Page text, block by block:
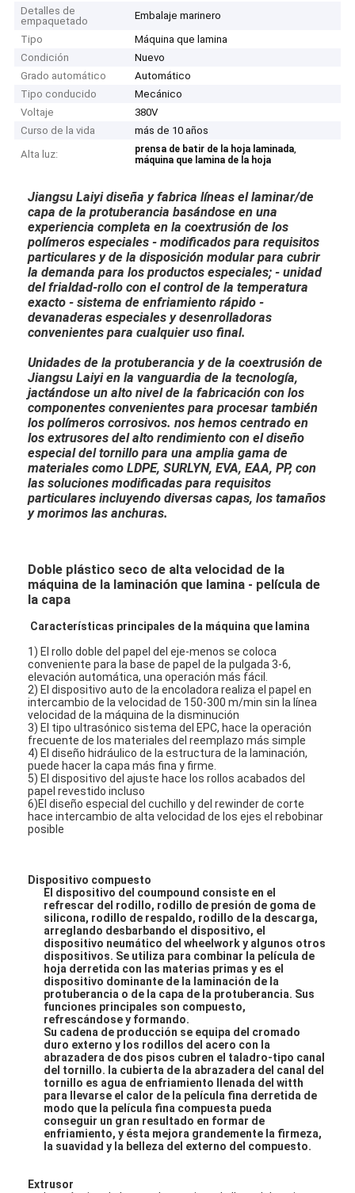
Hogar
Productos
Detalles de
empaquetado
Embalaje marinero
Tipo
Máquina que lamina
Condición
Nuevo
Grado automático
Automático
Tipo conducido
Mecánico
Voltaje
380V
Curso de la vida
más de 10 años
Alta luz:
prensa de batir de la hoja laminada,
máquina que lamina de la hoja
Jiangsu Laiyi diseña y fabrica líneas el laminar/de
capa de la protuberancia basándose en una
experiencia completa en la coextrusión de los
polímeros especiales - modificados para requisitos
particulares y de la disposición modular para cubrir
la demanda para los productos especiales; - unidad
del frialdad-rollo con el control de la temperatura
exacto - sistema de enfriamiento rápido -
devanaderas especiales y desenrolladoras
convenientes para cualquier uso final.
Unidades de la protuberancia y de la coextrusión de
Jiangsu Laiyi en la vanguardia de la tecnología,
jactándose un alto nivel de la fabricación con los
componentes convenientes para procesar también
los polímeros corrosivos. nos hemos centrado en
los extrusores del alto rendimiento con el diseño
especial del tornillo para una amplia gama de
materiales como LDPE, SURLYN, EVA, EAA, PP, con
las soluciones modificadas para requisitos
particulares incluyendo diversas capas, los tamaños
y morimos las anchuras.
Doble plástico seco de alta velocidad de la
máquina de la laminación que lamina - película de
la capa
Características principales de la máquina que lamina
1) El rollo doble del papel del eje-menos se coloca
conveniente para la base de papel de la pulgada 3-6,
elevación automática, una operación más fácil.
2) El dispositivo auto de la encoladora realiza el papel en
intercambio de la velocidad de 150-300 m/min sin la línea
velocidad de la máquina de la disminución
3) El tipo ultrasónico sistema del EPC, hace la operación
frecuente de los materiales del reemplazo más simple
4) El diseño hidráulico de la estructura de la laminación,
puede hacer la capa más fina y firme.
5) El dispositivo del ajuste hace los rollos acabados del
papel revestido incluso
6)El diseño especial del cuchillo y del rewinder de corte
hace intercambio de alta velocidad de los ejes el rebobinar
posible
Dispositivo compuesto
El dispositivo del coumpound consiste en el
refrescar del rodillo, rodillo de presión de goma de
silicona, rodillo de respaldo, rodillo de la descarga,
arreglando desbarbando el dispositivo, el
dispositivo neumático del wheelwork y algunos otros
dispositivos. Se utiliza para combinar la película de
hoja derretida con las materias primas y es el
dispositivo dominante de la laminación de la
protuberancia o de la capa de la protuberancia. Sus
funciones principales son compuesto,
refrescándose y formando.
Su cadena de producción se equipa del cromado
duro externo y los rodillos del acero con la
abrazadera de dos pisos cubren el taladro-tipo canal
del tornillo. la cubierta de la abrazadera del canal del
tornillo es agua de enfriamiento llenada del witth
para llevarse el calor de la película fina derretida de
modo que la película fina compuesta pueda
conseguir un gran resultado en formar de
enfriamiento, y ésta mejora grandemente la firmeza,
la suavidad y la belleza del externo del compuesto.
Extrusor